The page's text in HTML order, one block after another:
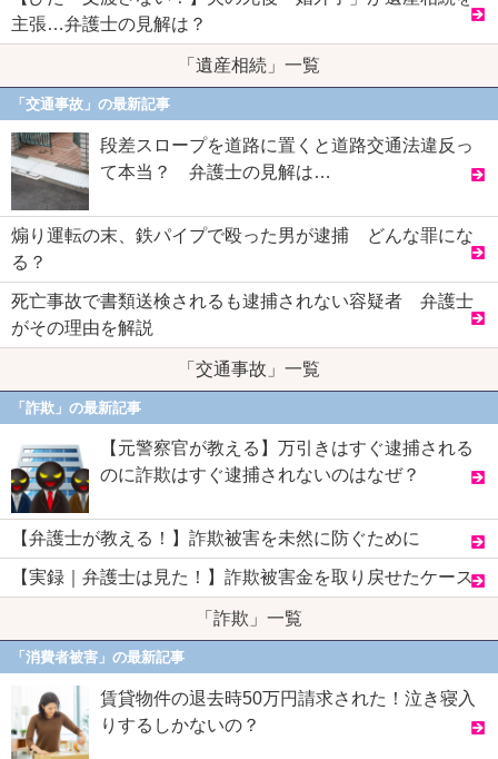
主張…弁護士の見解は？
「遺産相続」一覧
「交通事故」の最新記事
段差スロープを道路に置くと道路交通法違反っ
て本当？ 弁護士の見解は…
煽り運転の末、鉄パイプで殴った男が逮捕 どんな罪にな
る？
死亡事故で書類送検されるも逮捕されない容疑者 弁護士
がその理由を解説
「交通事故」一覧
「詐欺」の最新記事
【元警察官が教える】万引きはすぐ逮捕される
のに詐欺はすぐ逮捕されないのはなぜ？
【弁護士が教える！】詐欺被害を未然に防ぐために
【実録｜弁護士は見た！】詐欺被害金を取り戻せたケース
「詐欺」一覧
「消費者被害」の最新記事
賃貸物件の退去時50万円請求された！泣き寝入
りするしかないの？